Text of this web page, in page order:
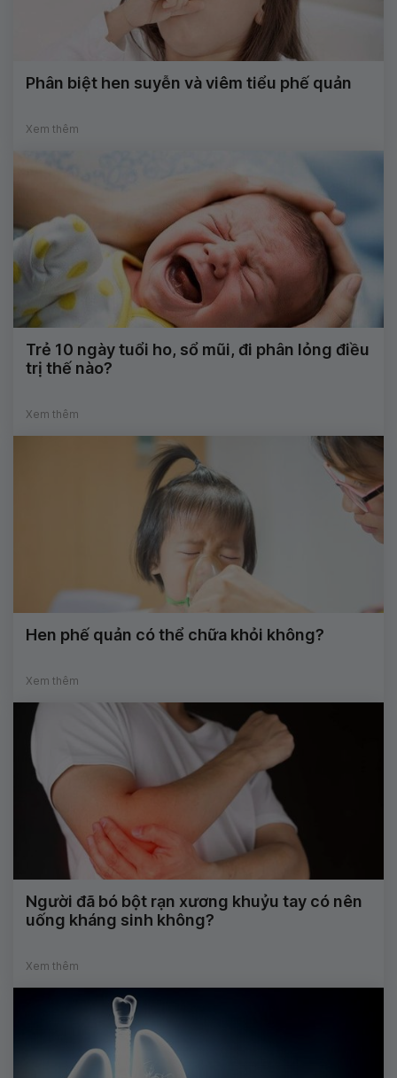
Phân biệt hen suyễn và viêm tiểu phế quản
Xem thêm
Trẻ 10 ngày tuổi ho, sổ mũi, đi phân lỏng điều
trị thế nào?
Xem thêm
Hen phế quản có thể chữa khỏi không?
Xem thêm
Người đã bó bột rạn xương khuỷu tay có nên
uống kháng sinh không?
Xem thêm